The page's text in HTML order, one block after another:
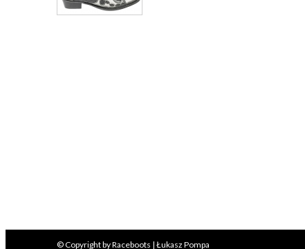
© Copyright by Raceboots | Łukasz Pompa